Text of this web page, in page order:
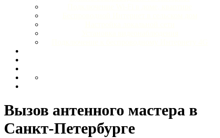
Вызов антенного мастера в
Санкт-Петербурге